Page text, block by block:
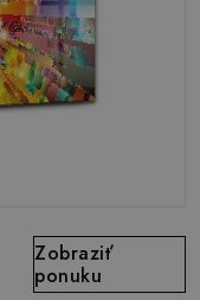
Zobraziť
ponuku